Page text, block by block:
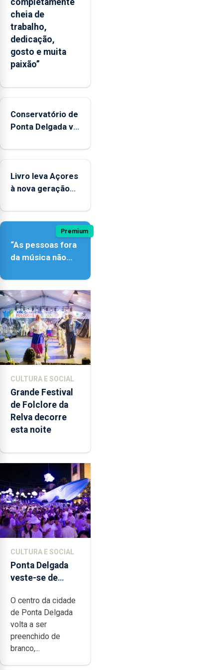
completamente
cheia de
trabalho,
dedicação,
gosto e muita
paixão”
Conservatório de
Ponta Delgada vai
novos
Livro leva Açores
à nova geração
Premium
“As pessoas fora
da música não
quão difícil é
produzir uma
música”
CULTURA E SOCIAL
Grande Festival
de Folclore da
Relva decorre
esta noite
CULTURA E SOCIAL
Ponta Delgada
veste-se de
O centro da cidade
de Ponta Delgada
volta a ser
preenchido de
branco,...